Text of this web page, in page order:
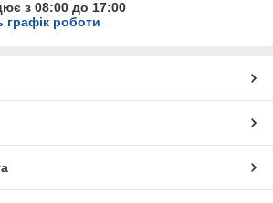
з 08:00 до 17:00
графік роботи